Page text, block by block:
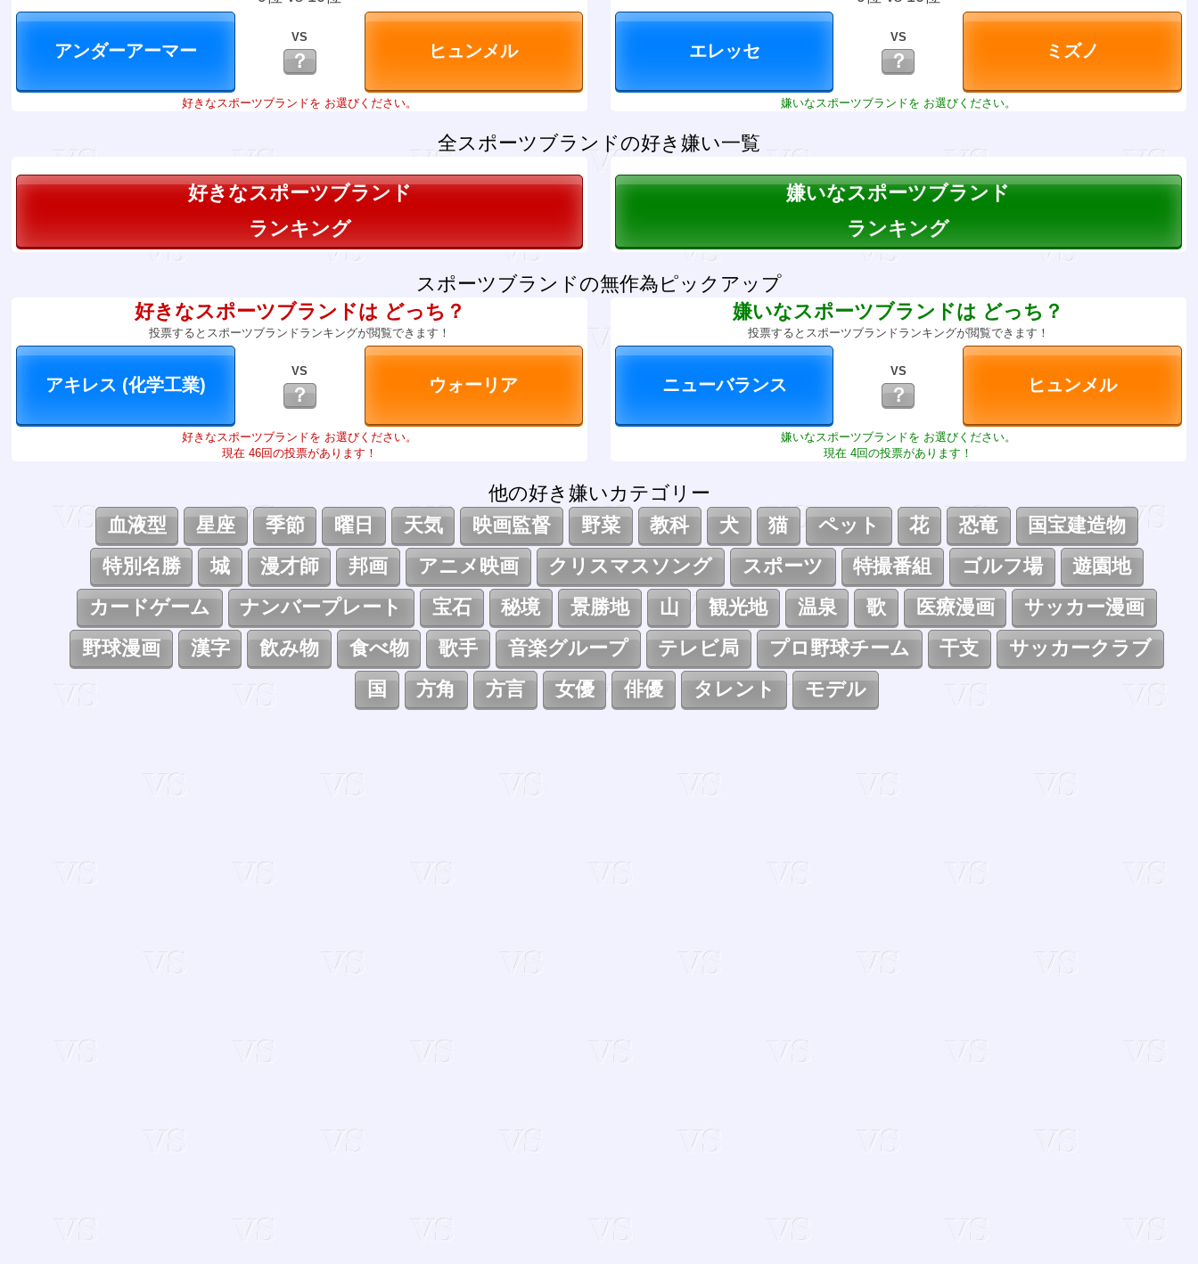
VS
？
好きなスポーツブランドを お選びください。
VS
？
嫌いなスポーツブランドを お選びください。
全スポーツブランドの好き嫌い一覧
好きなスポーツブランド
ランキング
嫌いなスポーツブランド
ランキング
スポーツブランドの無作為ピックアップ
好きなスポーツブランドは どっち？
投票するとスポーツブランドランキングが閲覧できます！
VS
？
好きなスポーツブランドを お選びください。
現在 46回の投票があります！
嫌いなスポーツブランドは どっち？
投票するとスポーツブランドランキングが閲覧できます！
VS
？
嫌いなスポーツブランドを お選びください。
現在 4回の投票があります！
他の好き嫌いカテゴリー
血液型
星座 季節 曜日 天気 映画監督 野菜 教科 犬 猫 ペット 花 恐竜
国宝建造物
特別名勝
城 漫才師 邦画 アニメ映画 クリスマスソング スポーツ 特撮番組 ゴルフ場
遊園地
カードゲーム
ナンバープレート 宝石 秘境 景勝地 山 観光地 温泉 歌 医療漫画
サッカー漫画
野球漫画
漢字 飲み物 食べ物 歌手 音楽グループ テレビ局 プロ野球チーム 干支
サッカークラブ
国
方角 方言 女優 俳優 タレント モデル